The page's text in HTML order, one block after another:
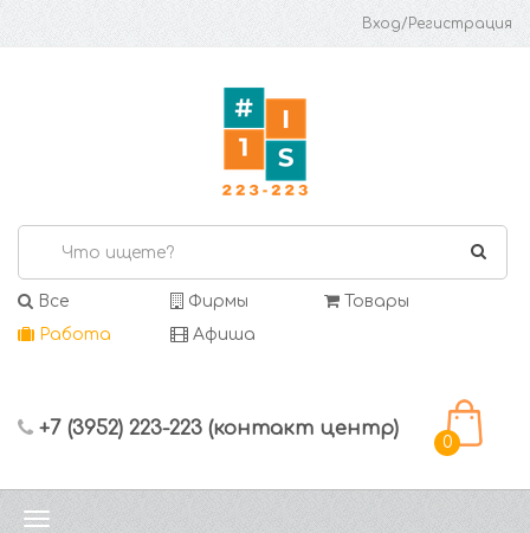
Вход/Регистрация
Все Фирмы
Товары
Работа
Афиша
+7 (3952) 223-223 (контакт центр)
0